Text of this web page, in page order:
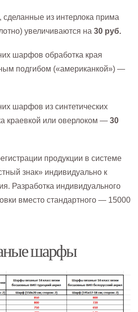
из интерлока прима
увеличиваются на 30 руб.
шарфов обработка края
подгибом («американкой») —
шарфов из синтетических
краевкой или оверлоком — 30
продукции в системе
знак» индивидуально к
Разработка индивидуального
вместо стандартного — 15000
шарфы